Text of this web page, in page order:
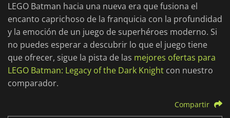
LEGO Batman hacia una nueva era que fusiona el
encanto caprichoso de la franquicia con la profundidad
y la emoción de un juego de superhéroes moderno. Si
no puedes esperar a descubrir lo que el juego tiene
que ofrecer, sigue la pista de las mejores ofertas para
LEGO Batman: Legacy of the Dark Knight con nuestro
comparador.
Compartir